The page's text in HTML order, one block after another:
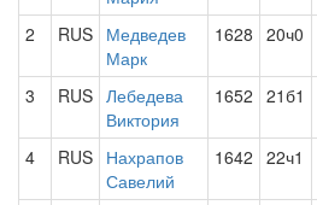
2 RUS Медведев
Марк
1628 20ч0
3 RUS Лебедева
Виктория
1652 21б1
4 RUS Нахрапов
Савелий
1642 22ч1